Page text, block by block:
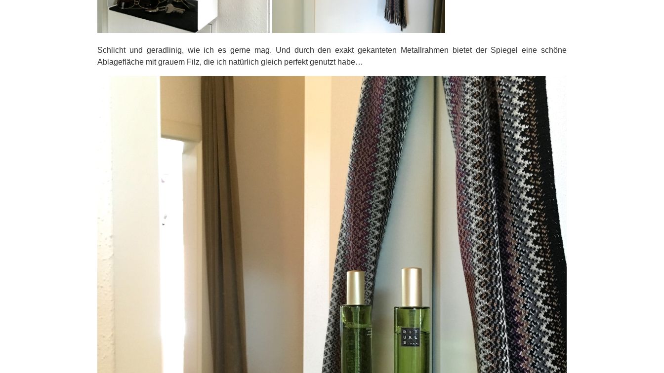
Schlicht und geradlinig, wie ich es gerne mag. Und durch den exakt gekanteten Metallrahmen bietet der Spiegel eine schöne
Ablagefläche mit grauem Filz, die ich natürlich gleich perfekt genutzt habe…